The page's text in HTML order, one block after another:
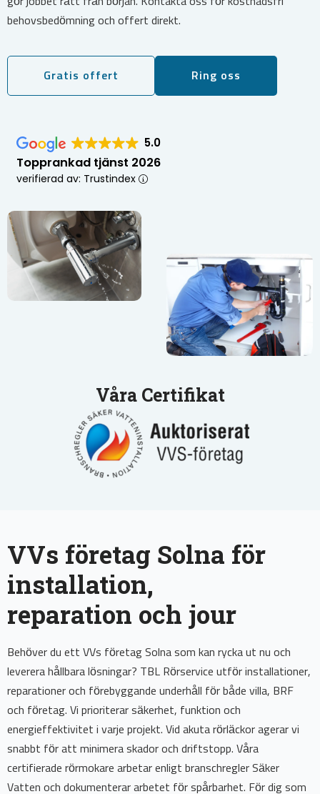
behovsbedömning och offert direkt.
Gratis offert Ring oss
5.0
Topprankad tjänst 2026
verifierad av: Trustindex
Våra Certifikat
VVs företag Solna för
installation,
reparation och jour
Behöver du ett VVs företag Solna som kan rycka ut nu och
leverera hållbara lösningar? TBL Rörservice utför installationer,
reparationer och förebyggande underhåll för både villa, BRF
och företag. Vi prioriterar säkerhet, funktion och
energieffektivitet i varje projekt. Vid akuta rörläckor agerar vi
snabbt för att minimera skador och driftstopp. Våra
certifierade rörmokare arbetar enligt branschregler Säker
Vatten och dokumenterar arbetet för spårbarhet. För dig som